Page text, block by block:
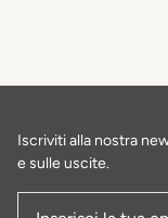
Iscriviti alla nostra
e sulle uscite.